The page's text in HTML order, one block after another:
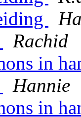
Rachid
in
Hannie
in